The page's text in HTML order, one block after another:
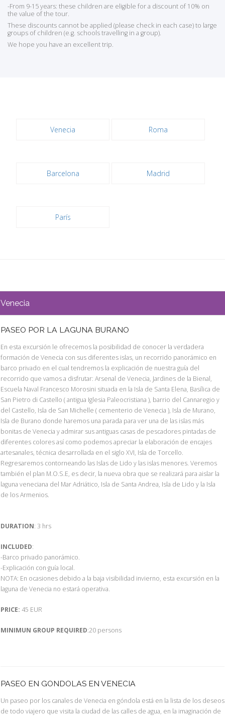
-From 9-15 years: these children are eligible for a discount of 10% on
the value of the tour.
These discounts cannot be applied (please check in each case) to large
groups of children (e.g. schools travelling in a group).
We hope you have an excellent trip.
Venecia Roma
Barcelona Madrid
París
Venecia
PASEO POR LA LAGUNA BURANO
En esta excursión le ofrecemos la posibilidad de conocer la verdadera
formación de Venecia con sus diferentes islas, un recorrido panorámico en
barco privado en el cual tendremos la explicación de nuestra guía del
recorrido que vamos a disfrutar: Arsenal de Venecia, Jardines de la Bienal,
Escuela Naval Francesco Morosini situada en la Isla de Santa Elena, Basílica de
San Pietro di Castello ( antigua Iglesia Paleocristiana ), barrio del Cannaregio y
del Castello, Isla de San Michelle ( cementerio de Venecia ), Isla de Murano,
Isla de Burano donde haremos una parada para ver una de las islas más
bonitas de Venecia y admirar sus antiguas casas de pescadores pintadas de
diferentes colores así como podemos apreciar la elaboración de encajes
artesanales, técnica desarrollada en el siglo XVI, Isla de Torcello.
Regresaremos contorneando las Islas de Lido y las islas menores. Veremos
también el plan M.O.S.E, es decir, la nueva obra que se realizará para aislar la
laguna veneciana del Mar Adriático, Isla de Santa Andrea, Isla de Lido y la Isla
de los Armenios.
DURATION: 3 hrs
INCLUDED:
-Barco privado panorámico.
-Explicación con guía local.
NOTA: En ocasiones debido a la baja visibilidad invierno, esta excursión en la
laguna de Venecia no estará operativa.
PRICE: 45 EUR
MINIMUN GROUP REQUIRED:20 persons
PASEO EN GONDOLAS EN VENECIA
Un paseo por los canales de Venecia en góndola está en la lista de los deseos
de todo viajero que visita la ciudad de las calles de agua, en la imaginación de